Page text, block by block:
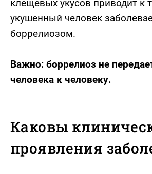
клещевых укусов приводит к
укушенный человек
боррелиозом.
Важно: боррелиоз не
человека к человеку.
Каковы
проявления